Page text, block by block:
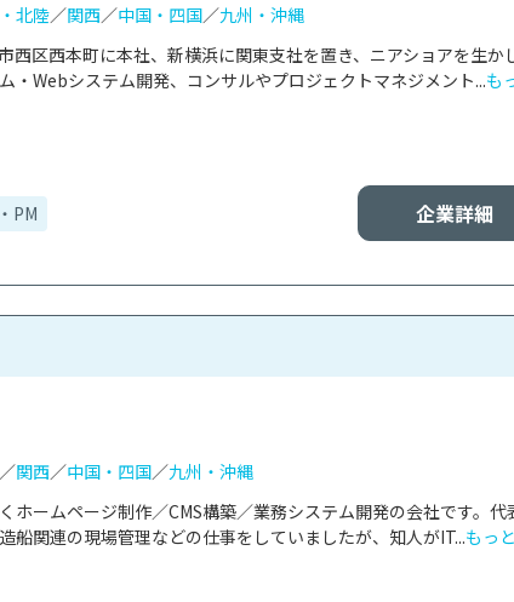
西区西本町に本社、新横浜に関東支社を置き、ニアショアを生か
・Webシステム開発、コンサルやプロジェクトマネジメント...も
北陸／関西／中国・四国／九州・沖縄
企業詳細
PM
ホームページ制作／CMS構築／業務システム開発の会社です。代
船関連の現場管理などの仕事をしていましたが、知人がIT...もっ
／関西／中国・四国／九州・沖縄